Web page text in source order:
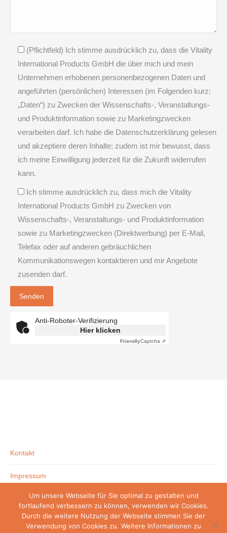
(Pflichtfeld) Ich stimme ausdrücklich zu, dass die Vitality
International Products GmbH die über mich und mein
Unternehmen erhobenen personenbezogenen Daten und
angeführten (persönlichen) Interessen (im Folgenden kurz:
„Daten“) zu Zwecken der Wissenschafts-, Veranstaltungs-
und Produktinformation sowie zu Marketingzwecken
verarbeiten darf. Ich habe die Datenschutzerklärung gelesen
und akzeptiere deren Inhalte; zudem ist mir bewusst, dass
ich meine Einwilligung jederzeit für die Zukunft widerrufen
kann.
Ich stimme ausdrücklich zu, dass mich die Vitality
International Products GmbH zu Zwecken von
Wissenschafts-, Veranstaltungs- und Produktinformation
sowie zu Marketingzwecken (Direktwerbung) per E-Mail,
Telefax oder auf anderen gebräuchlichen
Kommunikationswegen kontaktieren und mir Angebote
zusenden darf.
Anti-Roboter-Verifizierung
Hier klicken
FriendlyCaptcha ⇗
Kontakt
Impressum
Datenschutzerklärung
Um unsere Webseite für Sie optimal zu gestalten und
fortlaufend verbessern zu können, verwenden wir Cookies.
Durch die weitere Nutzung der Webseite stimmen Sie der
Verwendung von Cookies zu. Weitere Informationen zu